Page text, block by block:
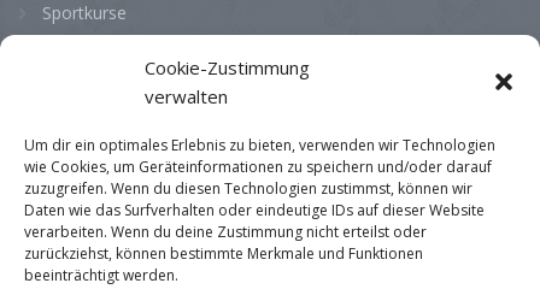
Cookie-Zustimmung
verwalten
Um dir ein optimales Erlebnis zu bieten, verwenden wir Technologien
wie Cookies, um Geräteinformationen zu speichern und/oder darauf
zuzugreifen. Wenn du diesen Technologien zustimmst, können wir
Daten wie das Surfverhalten oder eindeutige IDs auf dieser Website
verarbeiten. Wenn du deine Zustimmung nicht erteilst oder
zurückziehst, können bestimmte Merkmale und Funktionen
beeinträchtigt werden.
Sportkurse
Dienstag 08:00 - 13:00
Mittwoch 08:00 - 13:00
Donnerstag